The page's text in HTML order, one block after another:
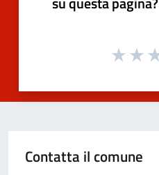
Contatta il comune